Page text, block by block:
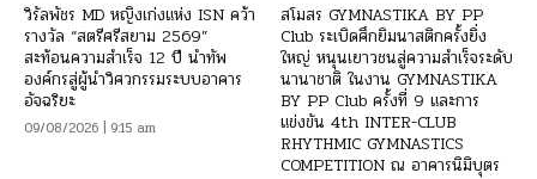
วิรัลพัชร MD หญิงเก่งแห่ง ISN คว้า
รางวัล “สตรีศรีสยาม 2569”
สะท้อนความสำเร็จ 12 ปี นำทัพ
องค์กรสู่ผู้นำวิศวกรรมระบบอาคาร
อัจฉริยะ
09/08/2026 | 9:15 am
สโมสร GYMNASTIKA BY PP
Club ระเบิดศึกยิมนาสติกครั้งยิ่ง
ใหญ่ หนุนเยาวชนสู่ความสำเร็จระดับ
นานาชาติ ในงาน GYMNASTIKA
BY PP Club ครั้งที่ 9 และการ
แข่งขัน 4th INTER-CLUB
RHYTHMIC GYMNASTICS
COMPETITION ณ อาคารนิมิบุตร